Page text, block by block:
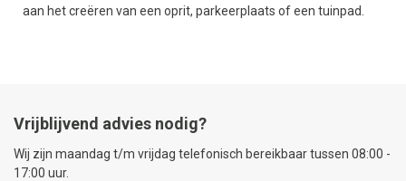
aan het creëren van een oprit, parkeerplaats of een tuinpad.
Vrijblijvend advies nodig?
Wij zijn maandag t/m vrijdag telefonisch bereikbaar tussen 08:00 -
17:00 uur.